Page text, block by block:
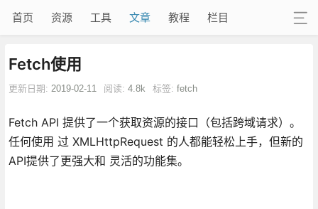
首页 资源 工具 文章 教程 栏目
Fetch使用
更新日期: 2019-02-11 阅读: 4.8k 标签: fetch
Fetch API 提供了一个获取资源的接口（包括跨域请求）。
任何使用 过 XMLHttpRequest 的人都能轻松上手，但新的
API提供了更强大和 灵活的功能集。